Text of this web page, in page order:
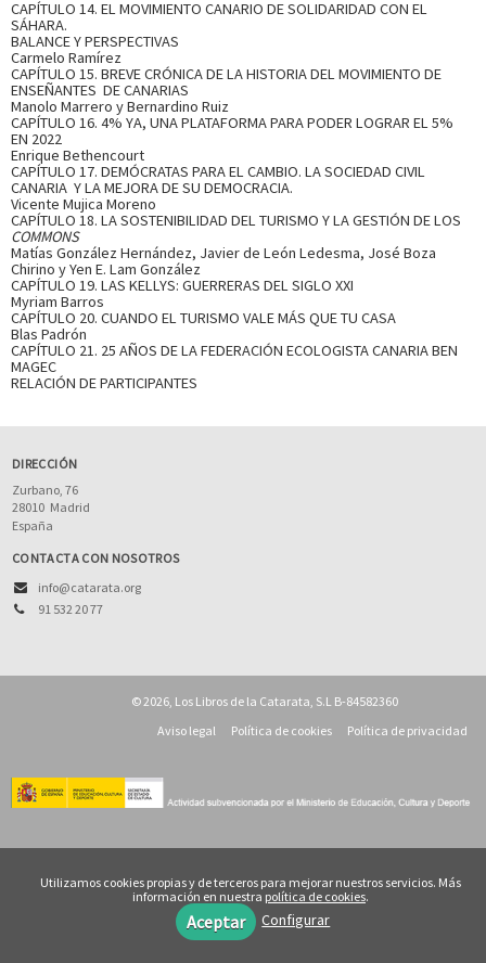
CAPÍTULO 14. EL MOVIMIENTO CANARIO DE SOLIDARIDAD CON EL
SÁHARA.
BALANCE Y PERSPECTIVAS
Carmelo Ramírez
CAPÍTULO 15. BREVE CRÓNICA DE LA HISTORIA DEL MOVIMIENTO DE
ENSEÑANTES DE CANARIAS
Manolo Marrero y Bernardino Ruiz
CAPÍTULO 16. 4% YA, UNA PLATAFORMA PARA PODER LOGRAR EL 5%
EN 2022
Enrique Bethencourt
CAPÍTULO 17. DEMÓCRATAS PARA EL CAMBIO. LA SOCIEDAD CIVIL
CANARIA Y LA MEJORA DE SU DEMOCRACIA.
Vicente Mujica Moreno
CAPÍTULO 18. LA SOSTENIBILIDAD DEL TURISMO Y LA GESTIÓN DE LOS
COMMONS
Matías González Hernández, Javier de León Ledesma, José Boza
Chirino y Yen E. Lam González
CAPÍTULO 19. LAS KELLYS: GUERRERAS DEL SIGLO XXI
Myriam Barros
CAPÍTULO 20. CUANDO EL TURISMO VALE MÁS QUE TU CASA
Blas Padrón
CAPÍTULO 21. 25 AÑOS DE LA FEDERACIÓN ECOLOGISTA CANARIA BEN
MAGEC
RELACIÓN DE PARTICIPANTES
DIRECCIÓN
Zurbano, 76
28010 Madrid
España
CONTACTA CON NOSOTROS
info@catarata.org
91 532 20 77
© 2026, Los Libros de la Catarata, S.L B-84582360
Aviso legal
Política de cookies Política de privacidad
Utilizamos cookies propias y de terceros para mejorar nuestros servicios. Más
información en nuestra política de cookies.
Aceptar Configurar